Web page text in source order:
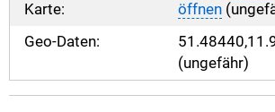
Karte:
öffnen
Geo-Daten:
(ungefähr)